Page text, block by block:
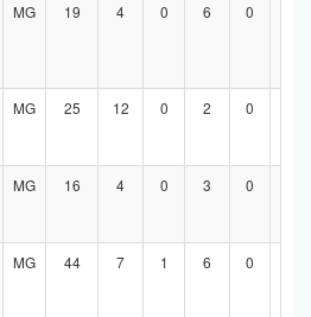
MG 19 4 0 6 0
MG 25 12 0 2 0
MG 16 4 0 3 0
MG 44 7 1 6 0